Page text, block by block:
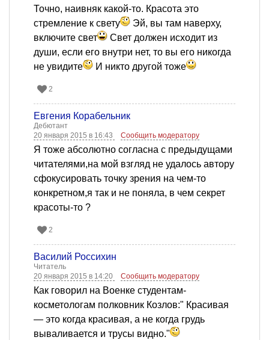
Точно, наивняк какой-то. Красота это
стремление к свету
Эй, вы там наверху,
включите свет
Свет должен исходит из
души, если его внутри нет, то вы его никогда
не увидите
И никто другой тоже
2
Евгения Корабельник
Дебютант
20 января 2015 в 16:43
Сообщить модератору
Я тоже абсолютно согласна с предыдущами
читателями,на мой взгляд не удалось автору
сфокусировать точку зрения на чем-то
конкретном,я так и не поняла, в чем секрет
красоты-то ?
2
Василий Россихин
Читатель
20 января 2015 в 14:20
Сообщить модератору
Как говорил на Военке студентам-
косметологам полковник Козлов:" Красивая
— это когда красивая, а не когда грудь
вываливается и трусы видно."